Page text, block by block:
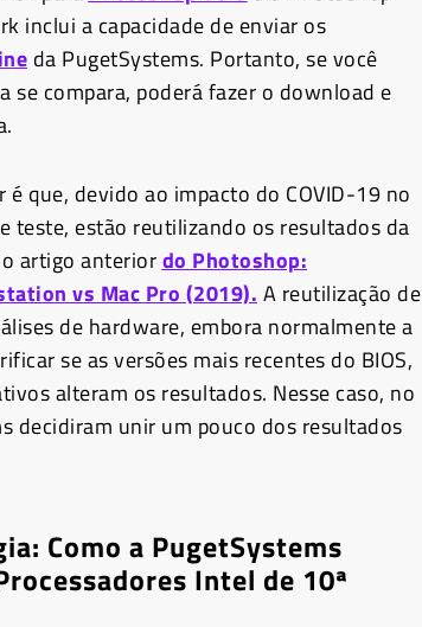
inclui a capacidade de enviar os
da PugetSystems. Portanto, se você
se compara, poderá fazer o download e
que, devido ao impacto do COVID-19 no
teste, estão reutilizando os resultados da
artigo anteriordo Photoshop:
vs Mac Pro (2019). A reutilização de
de hardware, embora normalmente a
se as versões mais recentes do BIOS,
alteram os resultados. Nesse caso, no
decidiram unir um pouco dos resultados
Como a PugetSystems
Intel de 10ª